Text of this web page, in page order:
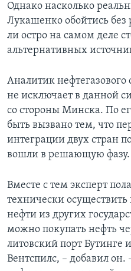
Однако насколько
Лукашенко обойтись без
ли остро на самом деле
альтернативных
Аналитик нефтегазового
не исключает в данной
со стороны Минска. По
быть вызвано тем, что
интеграции двух стран
вошли в решающую фазу.
Вместе с тем эксперт
технически
нефти из других
можно покупать нефть
литовский порт Бутинге
Вентспилс, – добавил